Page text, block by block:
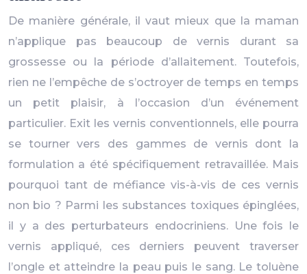
De manière générale, il vaut mieux que la maman
n’applique pas beaucoup de vernis durant sa
grossesse ou la période d’allaitement. Toutefois,
rien ne l’empêche de s’octroyer de temps en temps
un petit plaisir, à l’occasion d’un événement
particulier. Exit les vernis conventionnels, elle pourra
se tourner vers des gammes de vernis dont la
formulation a été spécifiquement retravaillée. Mais
pourquoi tant de méfiance vis-à-vis de ces vernis
non bio ? Parmi les substances toxiques épinglées,
il y a des perturbateurs endocriniens. Une fois le
vernis appliqué, ces derniers peuvent traverser
l’ongle et atteindre la peau puis le sang. Le toluène